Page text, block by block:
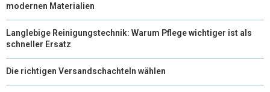
modernen Materialien
Langlebige Reinigungstechnik: Warum Pflege wichtiger ist als
schneller Ersatz
Die richtigen Versandschachteln wählen